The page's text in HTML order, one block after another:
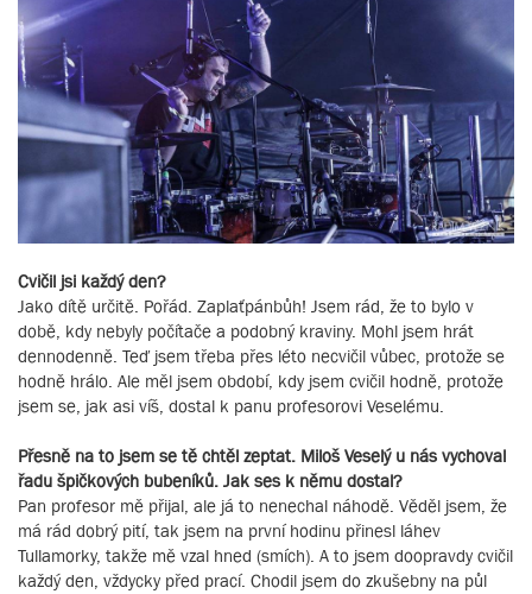
Cvičil jsi každý den?
Jako dítě určitě. Pořád. Zaplaťpánbůh! Jsem rád, že to bylo v
době, kdy nebyly počítače a podobný kraviny. Mohl jsem hrát
dennodenně. Teď jsem třeba přes léto necvičil vůbec, protože se
hodně hrálo. Ale měl jsem období, kdy jsem cvičil hodně, protože
jsem se, jak asi víš, dostal k panu profesorovi Veselému.
Přesně na to jsem se tě chtěl zeptat. Miloš Veselý u nás vychoval
řadu špičkových bubeníků. Jak ses k němu dostal?
Pan profesor mě přijal, ale já to nenechal náhodě. Věděl jsem, že
má rád dobrý pití, tak jsem na první hodinu přinesl láhev
Tullamorky, takže mě vzal hned (smích). A to jsem doopravdy cvičil
každý den, vždycky před prací. Chodil jsem do zkušebny na půl